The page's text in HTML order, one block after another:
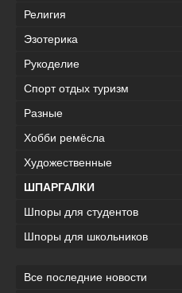
Религия
Эзотерика
Рукоделие
Спорт отдых туризм
Разные
Хобби ремёсла
Художественные
ШПАРГАЛКИ
Шпоры для студентов
Шпоры для школьников
Все последние новости